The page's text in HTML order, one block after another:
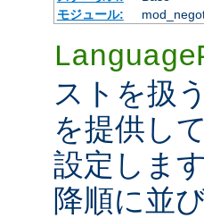
モジュール:
ストを扱
を提供し
設定します
降順に並